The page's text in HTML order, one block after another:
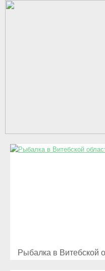
Перейти к основному содержанию
Рыбалка в Витебской